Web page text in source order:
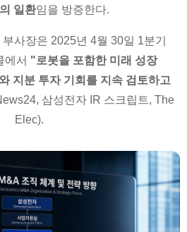
일환임을 방증한다.
사장은 2025년 4월 30일 1분기
에서 "로봇을 포함한 미래 성장
지분 투자 기회를 지속 검토하고
삼성전자 IR 스크립트, The
Elec).